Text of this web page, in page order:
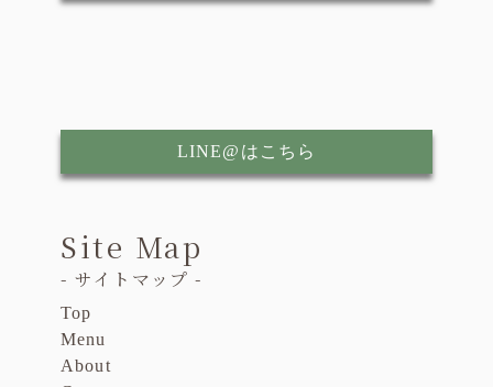
LINE@はこちら
Site Map
- サイトマップ -
Top
Menu
About